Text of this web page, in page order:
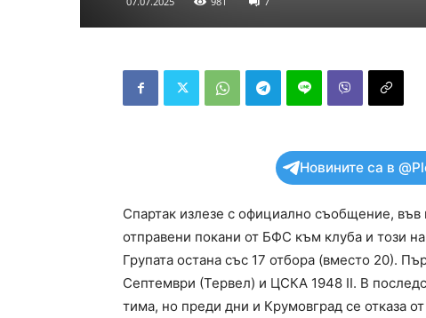
Новините са в
Спартак излезе с официално съобщение,
отправени покани от БФС към клуба и този
Групата остана със 17 отбора (вместо 20).
Септември (Тервел) и ЦСКА 1948 II. В
тима, но преди дни и Крумовград се отказа